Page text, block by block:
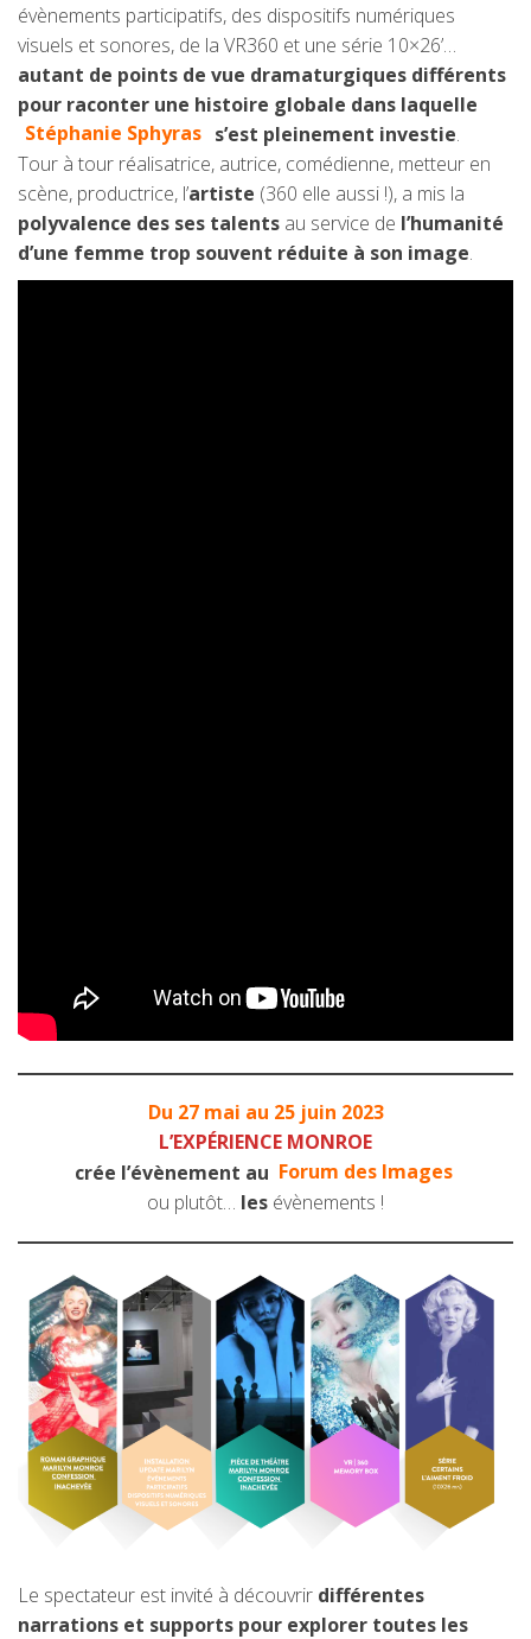
évènements participatifs, des dispositifs numériques
visuels et sonores, de la VR360 et une série 10×26’…
autant de points de vue dramaturgiques différents
pour raconter une histoire globale dans laquelle
Stéphanie Sphyras s’est pleinement investie.
Tour à tour réalisatrice, autrice, comédienne, metteur en
scène, productrice, l’artiste (360 elle aussi !), a mis la
polyvalence des ses talents au service de l’humanité
d’une femme trop souvent réduite à son image.
Du 27 mai au 25 juin 2023
L’EXPÉRIENCE MONROE
crée l’évènement au Forum des Images
ou plutôt… les évènements !
Le spectateur est invité à découvrir différentes
narrations et supports pour explorer toutes les